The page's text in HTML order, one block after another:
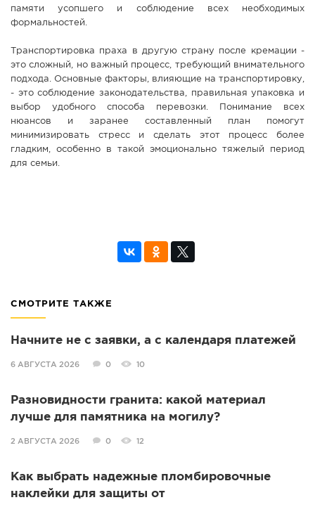
памяти усопшего и соблюдение всех необходимых
формальностей.
Транспортировка праха в другую страну после кремации -
это сложный, но важный процесс, требующий внимательного
подхода. Основные факторы, влияющие на транспортировку,
- это соблюдение законодательства, правильная упаковка и
выбор удобного способа перевозки. Понимание всех
нюансов и заранее составленный план помогут
минимизировать стресс и сделать этот процесс более
гладким, особенно в такой эмоционально тяжелый период
для семьи.
СМОТРИТЕ ТАКЖЕ
Начните не с заявки, а с календаря платежей
6 АВГУСТА 2026 0 10
Разновидности гранита: какой материал
лучше для памятника на могилу?
2 АВГУСТА 2026 0 12
Как выбрать надежные пломбировочные
наклейки для защиты от